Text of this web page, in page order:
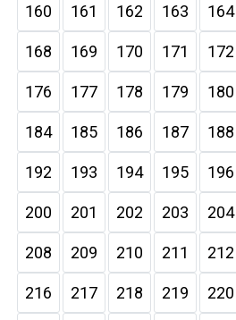
160 161 162 163 164
168 169 170 171 172
176 177 178 179 180
184 185 186 187 188
192 193 194 195 196
200 201 202 203 204
208 209 210 211 212
216 217 218 219 220